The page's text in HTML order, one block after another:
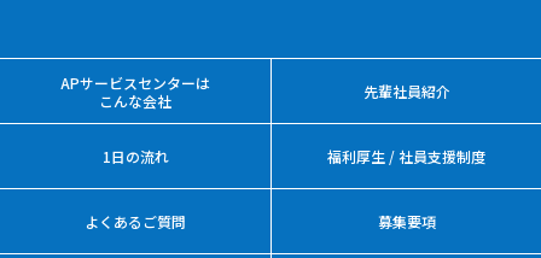
APサービスセンターは
こんな会社
先輩社員紹介
1日の流れ 福利厚生 / 社員支援制度
よくあるご質問 募集要項